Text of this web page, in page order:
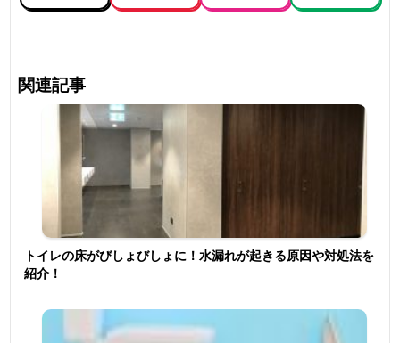
関連記事
トイレの床がびしょびしょに！水漏れが起きる原因や対処法を
紹介！